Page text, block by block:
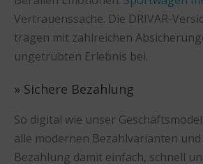
Vertrauenssache. Die DRIVAR-
tragen mit zahlreichen
ungetrübten Erlebnis bei.
» Sichere Bezahlung
So digital wie unser
alle modernen Bezahlvarianten und
Bezahlung damit einfach, schnell